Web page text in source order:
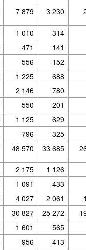
7 879 3 230
1 010
314
471
141
556
152
1 225
688
2 146
780
550
201
1 125
629
796
325
48 570 33 685
2 175
1 126
1 091
433
4 027 2 061
30 827 25 272
1 601
565
956
413